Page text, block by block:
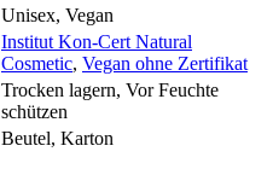
Unisex, Vegan
Institut Kon-Cert Natural
Cosmetic, Vegan ohne Zertifikat
Trocken lagern, Vor Feuchte
schützen
Beutel, Karton